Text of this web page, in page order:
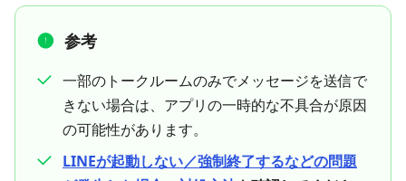
参考
一部のトークルームのみでメッセージを送信で
きない場合は、アプリの一時的な不具合が原因
の可能性があります。
LINEが起動しない／強制終了するなどの問題